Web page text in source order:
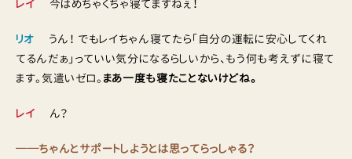
レイ 今はめちゃくちゃ寝てますねぇ！
リオ うん！ でもレイちゃん寝てたら「自分の運転に安心してくれ
てるんだぁ」っていい気分になるらしいから、もう何も考えずに寝て
ます。気遣いゼロ。 まあ一度も寝たことないけどね。
レイ ん？
──ちゃんとサポートしようとは思ってらっしゃる？